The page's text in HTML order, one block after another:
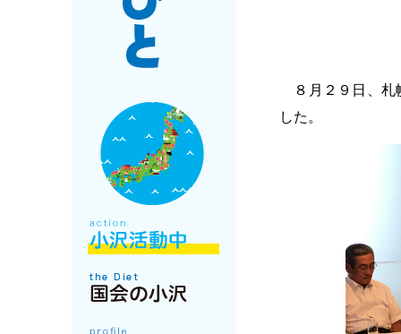
８月２９日、札
した。